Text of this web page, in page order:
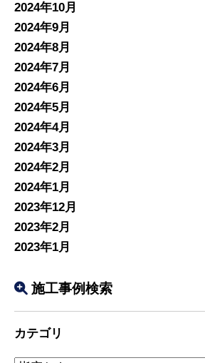
2024年10月
2024年9月
2024年8月
2024年7月
2024年6月
2024年5月
2024年4月
2024年3月
2024年2月
2024年1月
2023年12月
2023年2月
2023年1月
施工事例検索
カテゴリ